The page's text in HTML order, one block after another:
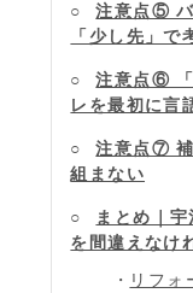
注意点⑤ バ
「少し先」で
注意点⑥ 「
レを最初に言
注意点⑦ 補
組まない
まとめ｜
を間違えなけ
リフォ